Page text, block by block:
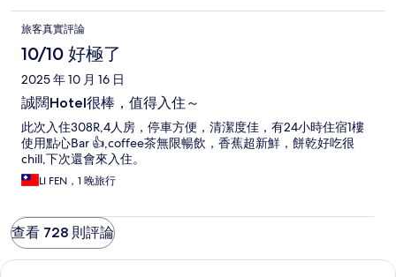
旅客真實評論
10/10 好極了
2025 年 10 月 16 日
誠闊Hotel很棒，值得入住～
此次入住308R,4人房，停車方便，清潔度佳，有24小時住宿1樓
使用點心Bar 👍,coffee茶無限暢飲，香蕉超新鮮，餅乾好吃很
chill,下次還會來入住。
LI FEN，1 晚旅行
查看 728 則評論